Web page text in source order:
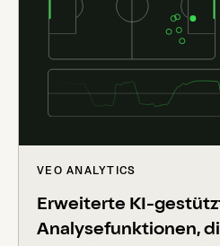
VEO ANALYTICS
Erweiterte KI-
Analysefunktionen,